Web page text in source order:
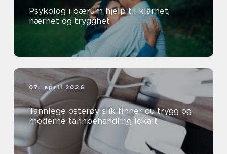
Psykolog i bærum hjelp til klarhet,
nærhet og trygghet
07. april 2026
Tannlege osterøy slik finner du trygg og
moderne tannbehandling lokalt